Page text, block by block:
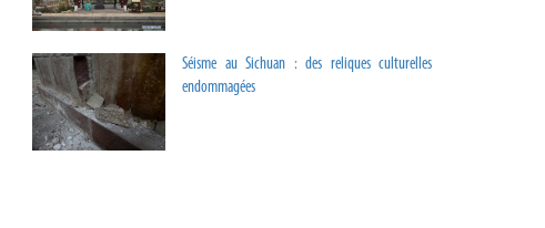
Séisme au Sichuan : des reliques culturelles
endommagées